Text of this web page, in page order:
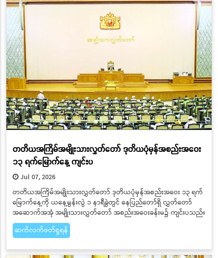
တတိယအကြိမ်အမျိုးသားလွှတ်တော် ဒုတိယပုံမှန်အစည်းအဝေး
၁၃ ရက်မြောက်နေ့ ကျင်းပ
Jul 07, 2026
တတိယအကြိမ်အမျိုးသားလွှတ်တော် ဒုတိယပုံမှန်အစည်းအဝေး ၁၃ ရက်
မြောက်နေ့ကို ယနေ့မွန်းလွဲ ၁ နာရီခွဲတွင် နေပြည်တော်ရှိ လွှတ်တော်
အဆောက်အအုံ အမျိုးသားလွှတ်တော် အစည်းအဝေးခန်းမ၌ ကျင်းပသည်။
ဆက်လက်ဖတ်ရှုရန်